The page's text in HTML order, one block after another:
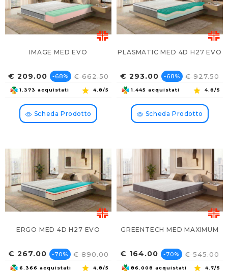
IMAGE MED EVO
Prezzo
€ 209.00 Prezzo
base
-68% € 662.50
1.373 acquistati 4.8/5
Scheda Prodotto
PLASMATIC MED 4D H27 EVO
Prezzo
€ 293.00 Prezzo
base
-68% € 927.50
1.445 acquistati 4.8/5
Scheda Prodotto
ERGO MED 4D H27 EVO
Prezzo
€ 267.00 Prezzo
base
-70% € 890.00
6.366 acquistati 4.8/5
GREENTECH MED MAXIMUM
Prezzo
€ 164.00 Prezzo
base
-70% € 545.00
86.008 acquistati 4.7/5